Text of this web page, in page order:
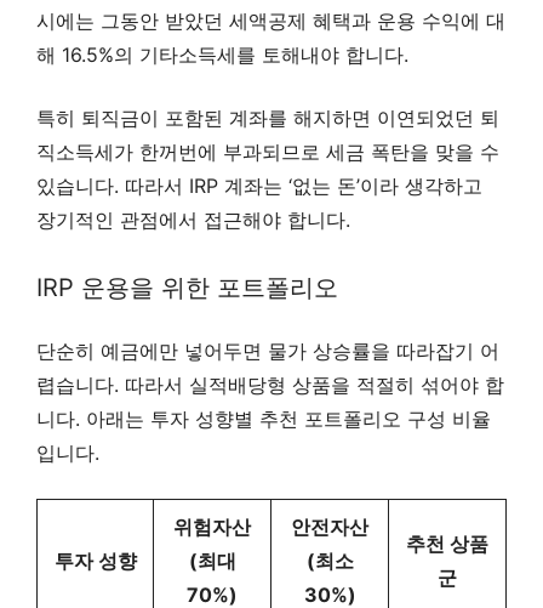
시에는 그동안 받았던 세액공제 혜택과 운용 수익에 대
해 16.5%의 기타소득세를 토해내야 합니다.
특히 퇴직금이 포함된 계좌를 해지하면 이연되었던 퇴
직소득세가 한꺼번에 부과되므로 세금 폭탄을 맞을 수
있습니다. 따라서 IRP 계좌는 ‘없는 돈’이라 생각하고
장기적인 관점에서 접근해야 합니다.
IRP 운용을 위한 포트폴리오
단순히 예금에만 넣어두면 물가 상승률을 따라잡기 어
렵습니다. 따라서 실적배당형 상품을 적절히 섞어야 합
니다. 아래는 투자 성향별 추천 포트폴리오 구성 비율
입니다.
투자 성향
위험자산
(최대
70%)
안전자산
(최소
30%)
추천 상품
군